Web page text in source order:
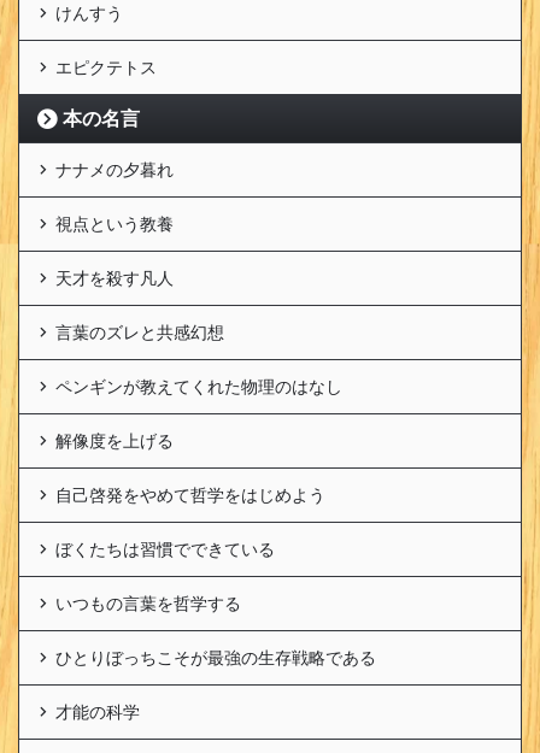
けんすう
エピクテトス
本の名言
ナナメの夕暮れ
視点という教養
天才を殺す凡人
言葉のズレと共感幻想
ペンギンが教えてくれた物理のはなし
解像度を上げる
自己啓発をやめて哲学をはじめよう
ぼくたちは習慣でできている
いつもの言葉を哲学する
ひとりぼっちこそが最強の生存戦略である
才能の科学